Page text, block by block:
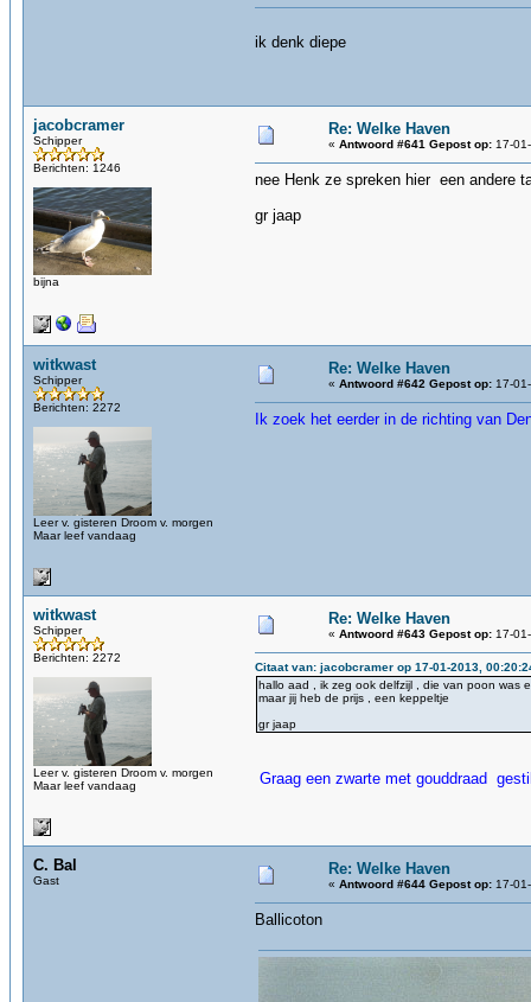
ik denk diepe
jacobcramer
Schipper
Berichten: 1246
bijna
Re: Welke Haven
« Antwoord #641 Gepost op: 17-
nee Henk ze spreken hier een andere
gr jaap
witkwast
Schipper
Berichten: 2272
Leer v. gisteren Droom v. morgen
Maar leef vandaag
Re: Welke Haven
« Antwoord #642 Gepost op: 17-
Ik zoek het eerder in de richting van
witkwast
Schipper
Berichten: 2272
Leer v. gisteren Droom v. morgen
Maar leef vandaag
Re: Welke Haven
« Antwoord #643 Gepost op: 17-
Citaat van: jacobcramer op 17-01-2013,
hallo aad , ik zeg ook delfzijl , die van poon was
maar jij heb de prijs , een keppeltje
gr jaap
Graag een zwarte met gouddraad
C. Bal
Gast
Re: Welke Haven
« Antwoord #644 Gepost op: 17-
Ballicoton